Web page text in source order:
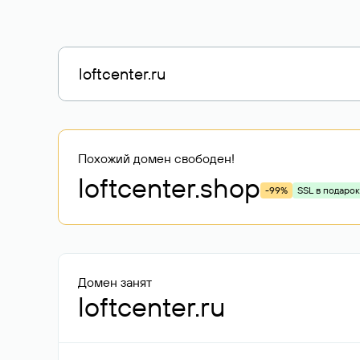
Похожий домен свободен!
loftcenter.shop -99% SSL в подарок
Домен занят
loftcenter.ru